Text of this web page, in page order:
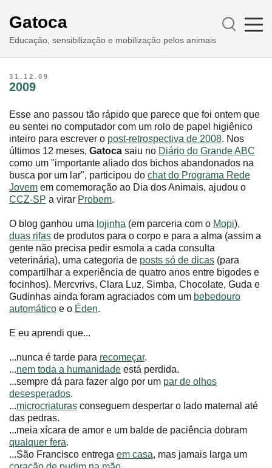
Gatoca
Educação, sensibilização e mobilização pelos animais
31.12.09
2009
Esse ano passou tão rápido que parece que foi ontem que
eu sentei no computador com um rolo de papel higiênico
inteiro para escrever o post-retrospectiva de 2008. Nos
últimos 12 meses, Gatoca saiu no Diário do Grande ABC
como um "importante aliado dos bichos abandonados na
busca por um lar", participou do chat do Programa Rede
Jovem em comemoração ao Dia dos Animais, ajudou o
CCZ-SP a virar Probem.
O blog ganhou uma lojinha (em parceria com o Mopi),
duas rifas de produtos para o corpo e para a alma (assim a
gente não precisa pedir esmola a cada consulta
veterinária), uma categoria de posts só de dicas (para
compartilhar a experiência de quatro anos entre bigodes e
focinhos). Mercvrivs, Clara Luz, Simba, Chocolate, Guda e
Gudinhas ainda foram agraciados com um bebedouro
automático e o Éden.
E eu aprendi que...
...nunca é tarde para recomeçar.
...nem toda a humanidade está perdida.
...sempre dá para fazer algo por um par de olhos
desesperados.
...microcriaturas conseguem despertar o lado maternal até
das pedras.
...meia xícara de amor e um balde de paciência dobram
qualquer fera.
...São Francisco entrega em casa, mas jamais larga um